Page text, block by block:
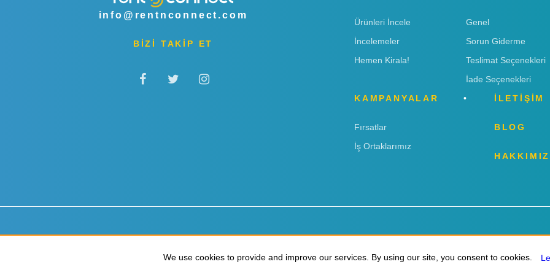
info@rentnconnect.com
BİZİ TAKİP ET
Ürünleri İncele
İncelemeler
Hemen Kirala!
Genel
Sorun Giderme
Teslimat Seçenekleri
İade Seçenekleri
KAMPANYALAR
Fırsatlar
İş Ortaklarımız
İLETİŞİM
BLOG
We use cookies to provide and improve our services. By using our site, you consent to cookies.
We use cookies to provide and improve our services. By using our site, you consent to cookies.